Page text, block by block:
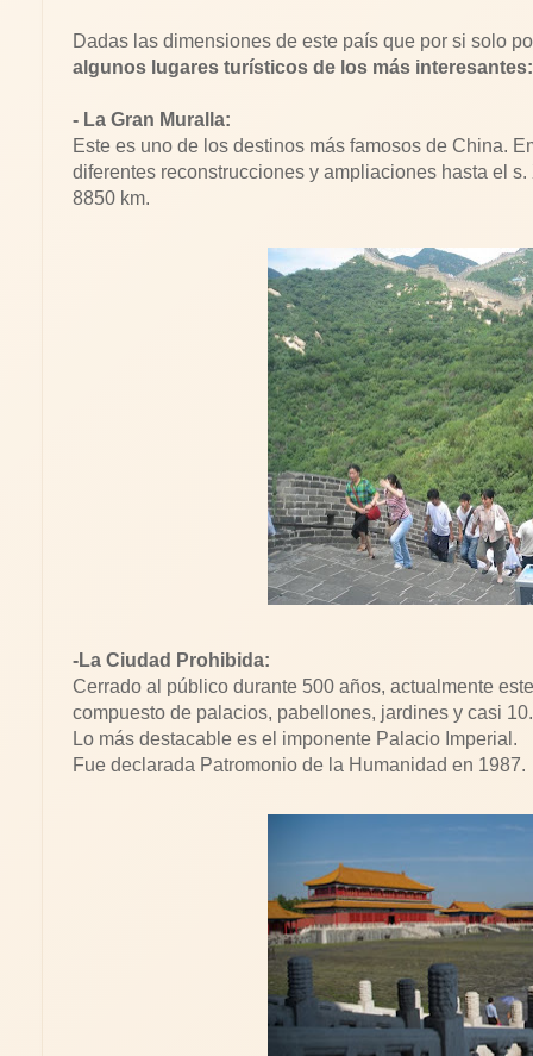
Dadas las dimensiones de este país que por si solo
algunos lugares turísticos de los más interesantes:
- La Gran Muralla:
Este es uno de los destinos más famosos de China.
diferentes reconstrucciones y ampliaciones hasta el
8850 km.
-La Ciudad Prohibida:
Cerrado al público durante 500 años, actualmente
compuesto de palacios, pabellones, jardines y casi
Lo más destacable es el imponente Palacio Imperial.
Fue declarada Patromonio de la Humanidad en 1987.